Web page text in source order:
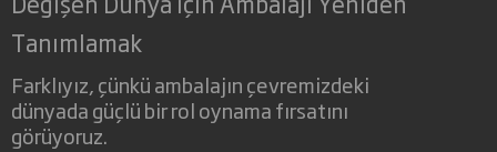
Tanımlamak
Farklıyız, çünkü ambalajın çevremizdeki
dünyada güçlü bir rol oynama fırsatını
görüyoruz.